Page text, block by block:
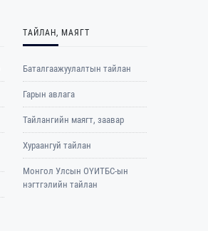
ТАЙЛАН, МАЯГТ
Баталгаажуулалтын тайлан
Гарын авлага
Тайлангийн маягт, заавар
Хураангуй тайлан
Монгол Улсын ОҮИТБС-ын
нэгтгэлийн тайлан